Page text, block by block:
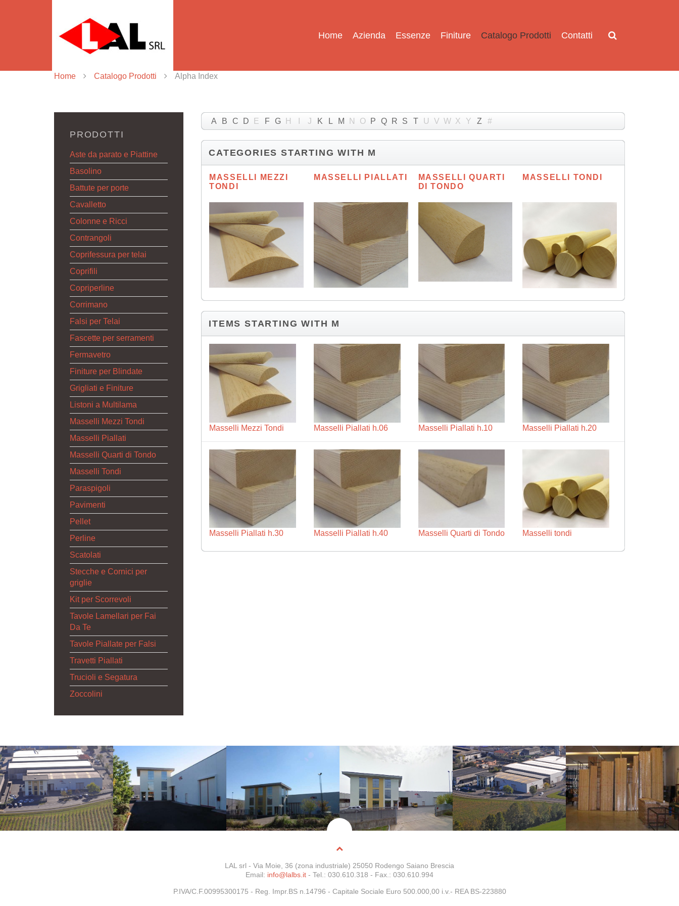
Home Azienda Essenze Finiture Catalogo Prodotti Contatti
Home Catalogo Prodotti Alpha Index
A B C D E F G H J K L M N O P Q R S T U V W X Y Z #
CATEGORIES STARTING WITH M
MASSELLI MEZZI
TONDI
MASSELLI PIALLATI
MASSELLI QUARTI
DI TONDO
MASSELLI TONDI
ITEMS STARTING WITH M
Masselli Mezzi Tondi Masselli Piallati h.06 Masselli Piallati h.10 Masselli Piallati h.20
Masselli Piallati h.30 Masselli Piallati h.40 Masselli Quarti di Tondo Masselli tondi
PRODOTTI
Aste da parato e Piattine
Basolino
Battute per porte
Cavalletto
Colonne e Ricci
Contrangoli
Coprifessura per telai
Coprifili
Copriperline
Corrimano
Falsi per Telai
Fascette per serramenti
Fermavetro
Finiture per Blindate
Grigliati e Finiture
Listoni a Multilama
Masselli Mezzi Tondi
Masselli Piallati
Masselli Quarti di Tondo
Masselli Tondi
Paraspigoli
Pavimenti
Pellet
Perline
Scatolati
Stecche e Cornici per
griglie
Kit per Scorrevoli
Tavole Lamellari per Fai
Da Te
Tavole Piallate per Falsi
Travetti Piallati
Trucioli e Segatura
Zoccolini
LAL srl - Via Moie, 36 (zona industriale) 25050 Rodengo Saiano Brescia
Email: info@lalbs.it - Tel.: 030.610.318 - Fax.: 030.610.994
P.IVA/C.F.00995300175 - Reg. Impr.BS n.14796 - Capitale Sociale Euro 500.000,00 i.v.- REA BS-223880